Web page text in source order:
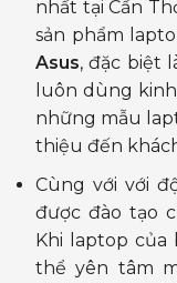
nhất tại Cần
sản phẩm
Asus, đặc biệt
luôn dùng
những mẫu
thiệu đến
Cùng với với
được đào tạo
Khi laptop của
thể yên tâm